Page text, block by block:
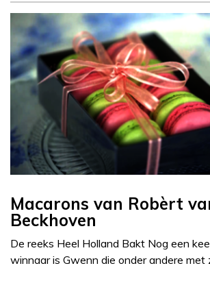
Macarons van Robèrt
Beckhoven
De reeks Heel Holland Bakt Nog een
winnaar is Gwenn die onder andere met